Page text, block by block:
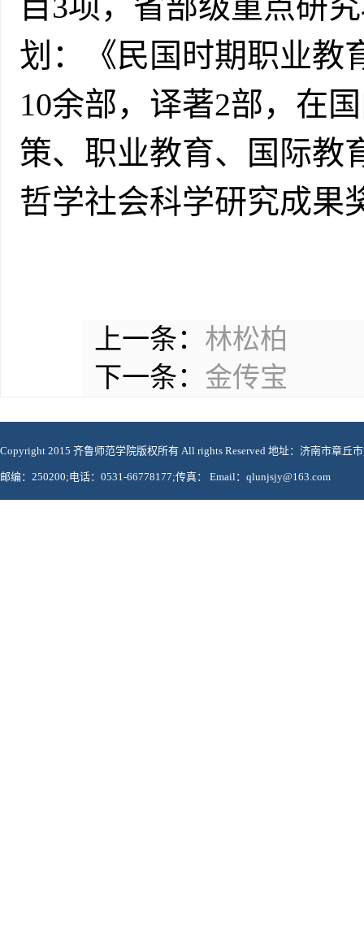
划：《民国时期职业教
10余部，译著2部，在
策、职业教育、国际教
哲学社会科学研究成果
上一条： 林松柏
下一条： 金传宝
Copyright 2015 齐鲁师范学院版权所有 All rights Reserved 地址：济南市章丘
邮编：250200;电话：0531-66778177;传真： Email：qlunjsjy@163.com